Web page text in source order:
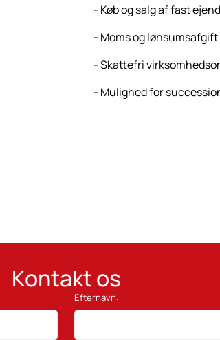
- Køb og salg af fast
- Moms og lønsumsafgift
- Skattefri
- Mulighed for
Kontakt os
Efternavn: